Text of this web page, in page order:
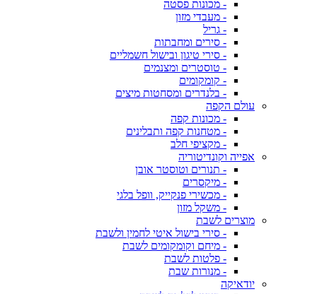
- מכונות פסטה
- מעבדי מזון
- גריל
- סירים ומחבתות
- סירי טיגון ובישול חשמליים
- טוסטרים ומצנמים
- קומקומים
- בלנדרים ומסחטות מיצים
עולם הקפה
- מכונות קפה
- מטחנות קפה ותבלינים
- מקציפי חלב
אפייה וקונדיטוריה
- תנורים וטוסטר אובן
- מיקסרים
- מכשירי פנקייק, וופל בלגי
- משקל מזון
מוצרים לשבת
- סירי בישול איטי לחמין ולשבת
- מיחם וקומקומים לשבת
- פלטות לשבת
- מנורות שבת
יודאיקה